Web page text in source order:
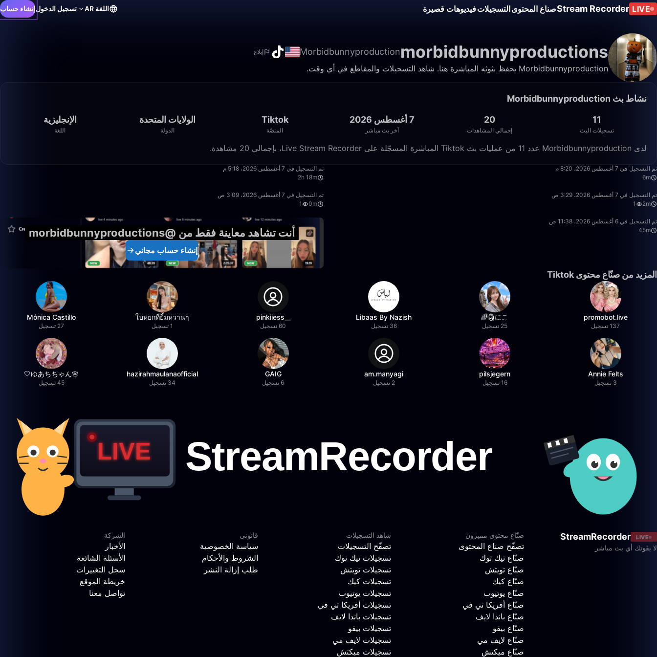
LIVE
Stream Recorderصناع المحتوىالتسجيلاتفيديوهات قصيرة اللغة AR تسجيل الدخولإنشاء حساب
morbidbunnyproductions
Morbidbunnyproduction إبلاغ
Morbidbunnyproduction يحفظ بثوثه المباشرة هنا. شاهد التسجيلات والمقاطع في أي وقت.
نشاط بث Morbidbunnyproduction
11
تسجيلات البث
20
إجمالي المشاهدات
7 أغسطس 2026
آخر بث مباشر
Tiktok
المنصّة
الولايات المتحدة
الدولة
الإنجليزية
اللغة
لدى Morbidbunnyproduction عدد 11 من عمليات بث Tiktok المباشرة المسجّلة على Live Stream Recorder، بإجمالي 20 مشاهدة.
تم التسجيل في 7 أغسطس 2026، 8:20 م
6m
تم التسجيل في 7 أغسطس 2026، 5:18 م
2h 18m
2:07
تم التسجيل في 7 أغسطس 2026، 3:29 ص
2m
1
0:43
تم التسجيل في 7 أغسطس 2026، 3:09 ص
0m
1
45:38
تم التسجيل في 6 أغسطس 2026، 11:38 ص
45m
أنت تشاهد معاينة فقط من @morbidbunnyproductions
إنشاء حساب مجاني
المزيد من صنّاع محتوى Tiktok
promobot.live
137 تسجيل
にこ🗿🌈
25 تسجيل
Libaas By Nazish
36 تسجيل 60 تسجيل
ใบหยกที่ยิ้มหวานๆ
1 تسجيل
Mónica Castillo
27 تسجيل
Annie Felts
3 تسجيل
pilsjegern
16 تسجيل
am.manyagi
2 تسجيل
GAIG
6 تسجيل
hazirahmaulanaofficial
34 تسجيل
🌸ゆあちちゃん🤍
45 تسجيل
LIVE
StreamRecorder
لا يفوتك أي بث مباشر
صنّاع محتوى مميزون
تصفّح صناع المحتوى
صنّاع تيك توك
صنّاع تويتش
صنّاع كيك
صنّاع يوتيوب
صنّاع أفريكا تي في
صنّاع باندا لايف
صنّاع بيقو
صنّاع لايف مي
صنّاع ميكتش
شاهد التسجيلات
تصفّح التسجيلات
تسجيلات تيك توك
تسجيلات تويتش
تسجيلات كيك
تسجيلات يوتيوب
تسجيلات أفريكا تي في
تسجيلات باندا لايف
تسجيلات بيقو
تسجيلات لايف مي
تسجيلات ميكتش
قانوني
سياسة الخصوصية
الشروط والأحكام
طلب إزالة النشر
الشركة
الأخبار
الأسئلة الشائعة
سجل التغييرات
خريطة الموقع
تواصل معنا